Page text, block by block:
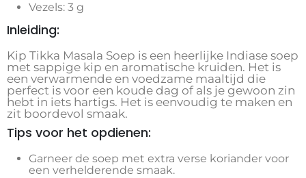
Vezels: 3 g
Inleiding:
Kip Tikka Masala Soep is een heerlijke Indiase soep
met sappige kip en aromatische kruiden. Het is
een verwarmende en voedzame maaltijd die
perfect is voor een koude dag of als je gewoon zin
hebt in iets hartigs. Het is eenvoudig te maken en
zit boordevol smaak.
Tips voor het opdienen:
Garneer de soep met extra verse koriander voor
een verhelderende smaak.